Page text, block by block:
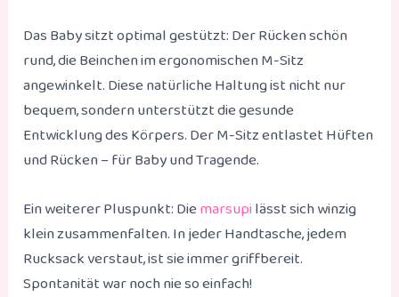
Das Baby sitzt optimal gestützt: Der Rücken schön
rund, die Beinchen im ergonomischen M-Sitz
angewinkelt. Diese natürliche Haltung ist nicht nur
bequem, sondern unterstützt die gesunde
Entwicklung des Körpers. Der M-Sitz entlastet Hüften
und Rücken – für Baby und Tragende.
Ein weiterer Pluspunkt: Diemarsupilässt sich winzig
klein zusammenfalten. In jeder Handtasche, jedem
Rucksack verstaut, ist sie immer griffbereit.
Spontanität war noch nie so einfach!